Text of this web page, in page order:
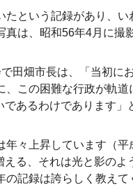
という記録があり、い
真は、昭和56年4月に撮
田畑市長は、「当初に
この困難な行政が軌道
あるわけであります」
々上昇しています（平
る、それは光と影のよ
記録は誇らしく教えて